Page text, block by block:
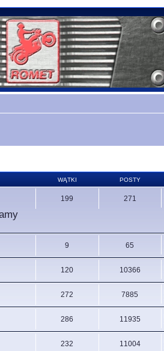
WĄTKI POSTY
199 271
9 65
120 10366
272 7885
286 11935
232 11004